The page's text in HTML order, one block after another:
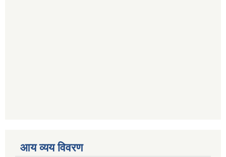
आय व्यय विवरण